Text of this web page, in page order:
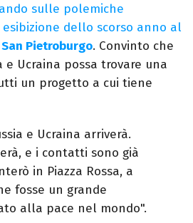
sulle polemiche
dello scorso anno al
Pietroburgo. Convinto che
Ucraina possa trovare una
un progetto a cui tiene
e Ucraina arriverà.
e i contatti sono già
in Piazza Rossa, a
fosse un grande
alla pace nel mondo".